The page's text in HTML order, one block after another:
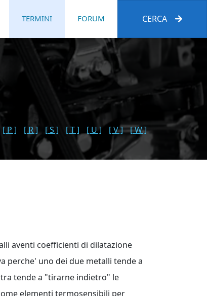
TERMINI FORUM CERCA
[ P ] [ R ] [ S ] [ T ] [ U ] [ V ]
[ W ]
aventi coefficienti di dilatazione
perche' uno dei due metalli tende a
tende a "tirarne indietro" le
elementi termosensibili per